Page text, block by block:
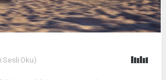
Sesli Oku)